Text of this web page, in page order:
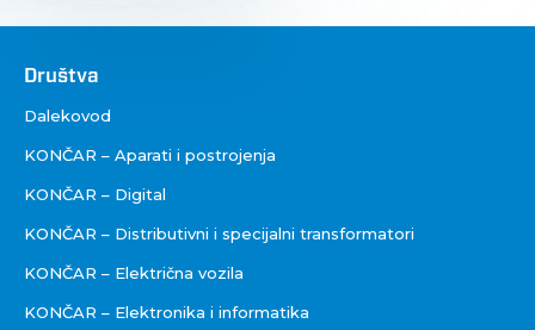
Društva
Društva
Dalekovod
KONČAR – Aparati i postrojenja
KONČAR – Digital
KONČAR – Distributivni i specijalni transformatori
KONČAR – Električna vozila
KONČAR – Elektronika i informatika